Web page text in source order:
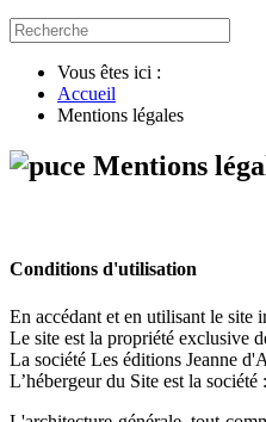
Vous êtes ici :
Accueil
Mentions légales
Mentions
Conditions d'utilisation
En accédant et en utilisant le site
Le site est la propriété exclusive
La société Les éditions Jeanne
L’hébergeur du Site est la